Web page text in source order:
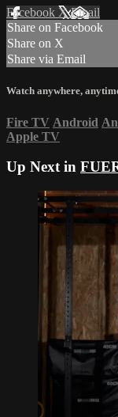
Facebook XEmail
Share on Facebook
Share on X
Share via Email
Watch anywhere,
Fire TV Android
Apple TV
Up Next in